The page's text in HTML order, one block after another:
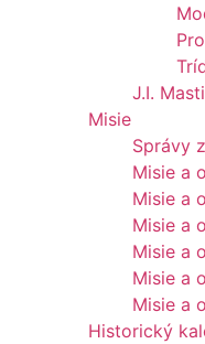
J.I.
Misie
Správy
Misie a
Misie a
Misie a
Misie a
Misie a
Misie a
Historický